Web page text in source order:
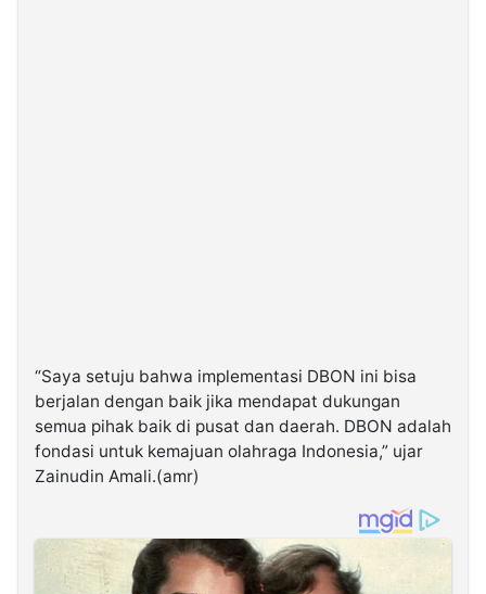
“Saya setuju bahwa implementasi DBON ini bisa
berjalan dengan baik jika mendapat dukungan
semua pihak baik di pusat dan daerah. DBON adalah
fondasi untuk kemajuan olahraga Indonesia,” ujar
Zainudin Amali.(amr)